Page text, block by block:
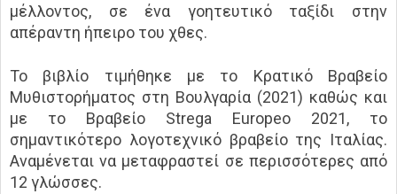
μέλλοντος, σε ένα γοητευτικό ταξίδι στην
απέραντη ήπειρο του χθες.
Το βιβλίο τιμήθηκε με το Κρατικό Βραβείο
Μυθιστορήματος στη Βουλγαρία (2021) καθώς και
με το Βραβείο Strega Europeo 2021, το
σημαντικότερο λογοτεχνικό βραβείο της Ιταλίας.
Αναμένεται να μεταφραστεί σε περισσότερες από
12 γλώσσες.